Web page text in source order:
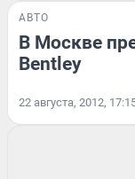
АВТО
В Москве
Bentley
22 августа, 2012,